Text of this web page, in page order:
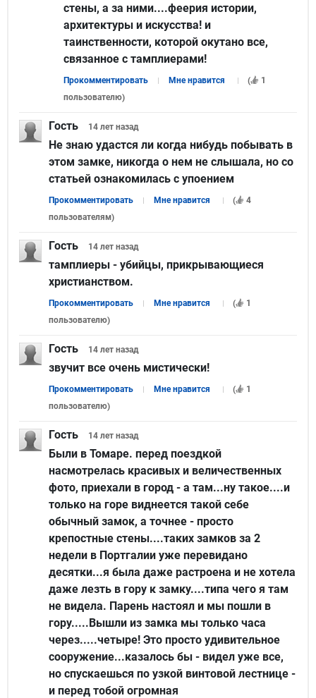
стены, а за ними....феерия истории,
архитектуры и искусства! и
таинственности, которой окутано все,
связанное с тамплиерами!
Прокомментировать Мне нравится (
1
пользователю)
Гость 14 лет назад
Не знаю удастся ли когда нибудь побывать в
этом замке, никогда о нем не слышала, но со
статьей ознакомилась с упоением
Прокомментировать Мне нравится (
4
пользователям)
Гость 14 лет назад
тамплиеры - убийцы, прикрывающиеся
христианством.
Прокомментировать Мне нравится (
1
пользователю)
Гость 14 лет назад
звучит все очень мистически!
Прокомментировать Мне нравится (
1
пользователю)
Гость 14 лет назад
Были в Томаре. перед поездкой
насмотрелась красивых и величественных
фото, приехали в город - а там...ну такое....и
только на горе виднеется такой себе
обычный замок, а точнее - просто
крепостные стены....таких замков за 2
недели в Портгалии уже перевидано
десятки...я была даже растроена и не хотела
даже лезть в гору к замку....типа чего я там
не видела. Парень настоял и мы пошли в
гору.....Вышли из замка мы только часа
через.....четыре! Это просто удивительное
сооружение...казалось бы - видел уже все,
но спускаешься по узкой винтовой лестнице -
и перед тобой огромная